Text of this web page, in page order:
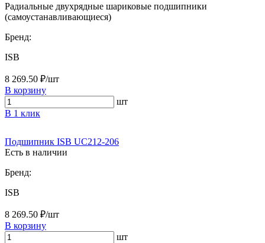
Радиальные двухрядные шариковые подшипники
(самоустанавливающиеся)
Бренд:
ISB
8 269.50 ₽/шт
В корзину
шт
В 1 клик
Подшипник ISB UC212-206
Есть в наличии
Бренд:
ISB
8 269.50 ₽/шт
В корзину
шт